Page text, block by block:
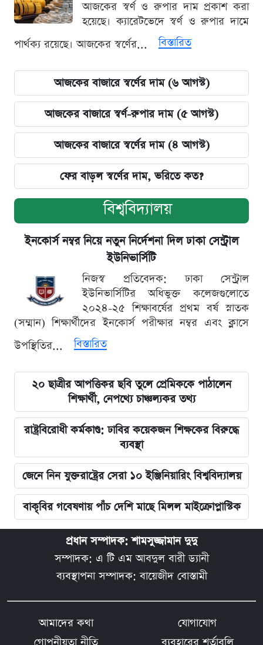
আজকের স্বর্ণ ও রুপার দাম প্রকাশ করা
হয়েছে। ক্যারেটভেদে স্বর্ণ ও রুপার দামে
পার্থক্য রয়েছে। আজকের স্বর্ণের...
বিস্তারিত
আজকের বাজারে স্বর্ণের দাম (৬ আগস্ট)
আজকের বাজারে স্বর্ণ-রুপার দাম (৫ আগস্ট)
আজকের বাজারে স্বর্ণের দাম (৪ আগস্ট)
ফের বাড়ল স্বর্ণের দাম, ভরিতে কত?
বিশ্ববিদ্যালয়
ইনকোর্স নম্বর নিয়ে নতুন নির্দেশনা দিল ঢাকা সেন্ট্রাল
ইউনিভার্সিটি
নিজস্ব প্রতিবেদক: ঢাকা সেন্ট্রাল
ইউনিভার্সিটির অধিভুক্ত কলেজগুলোতে
২০২৪-২৫ শিক্ষাবর্ষের প্রথম বর্ষ স্নাতক
(সম্মান) শিক্ষার্থীদের ইনকোর্স পরীক্ষার নম্বর এবং ক্লাসে
উপস্থিতির...
বিস্তারিত
২০ ছাত্রীর আপত্তিকর ছবি তুলে প্রেমিককে পাঠালেন
শিক্ষার্থী, নেপথ্যে চাঞ্চল্যকর তথ্য
রাষ্ট্রবিরোধী কর্মকাণ্ড: ঢাবির কয়েকজন শিক্ষকের বিরুদ্ধে
ব্যবস্থা
জেনে নিন যুক্তরাষ্ট্রের সেরা ১০ ইঞ্জিনিয়ারিং বিশ্ববিদ্যালয়
বাকৃবির গবেষণায় পাঁচ দেশি মাছে মিলল মাইক্রোপ্লাস্টিক
প্রধান সম্পাদক: শামসুজ্জামান দুদু
সম্পাদক: এ টি এম আবদুল বারী ড্যানী
ব্যবস্থাপনা সম্পাদক: বায়েজীদ বোস্তামী
আমাদের কথা
যোগাযোগ